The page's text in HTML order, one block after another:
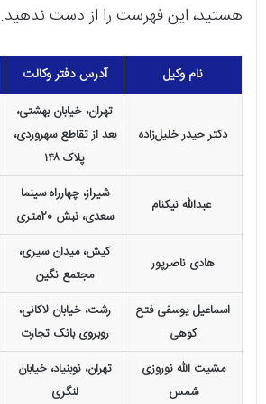
هستید، این فهرست را از دست ندهید.
نام وکیل آدرس دفتر وکالت
دکتر حیدر خلیل‌زاده
تهران، خیابان بهشتی،
بعد از تقاطع سهروردی،
پلاک ۱۴۸
عبدالله نیکنام
شیراز، چهارراه سینما
سعدی، نبش 20متری
هادی ناصرپور
کیش، میدان سیری،
مجتمع نگین
اسماعیل یوسفی فتح
کوهی
رشت، خیابان لاکانی،
روبروی بانک تجارت
مشیت الله نوروزی
شمس
تهران، نوبنیاد، خیابان
لنگری